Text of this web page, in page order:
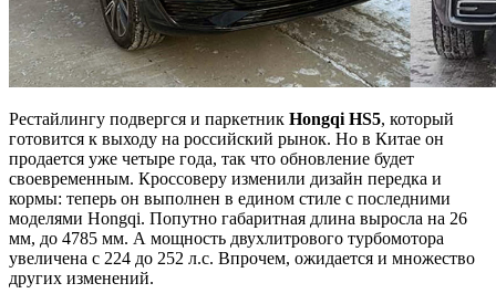
Рестайлингу подвергся и паркетник Hongqi HS5, который
готовится к выходу на российский рынок. Но в Китае он
продается уже четыре года, так что обновление будет
своевременным. Кроссоверу изменили дизайн передка и
кормы: теперь он выполнен в едином стиле с последними
моделями Hongqi. Попутно габаритная длина выросла на 26
мм, до 4785 мм. А мощность двухлитрового турбомотора
увеличена с 224 до 252 л.с. Впрочем, ожидается и множество
других изменений.